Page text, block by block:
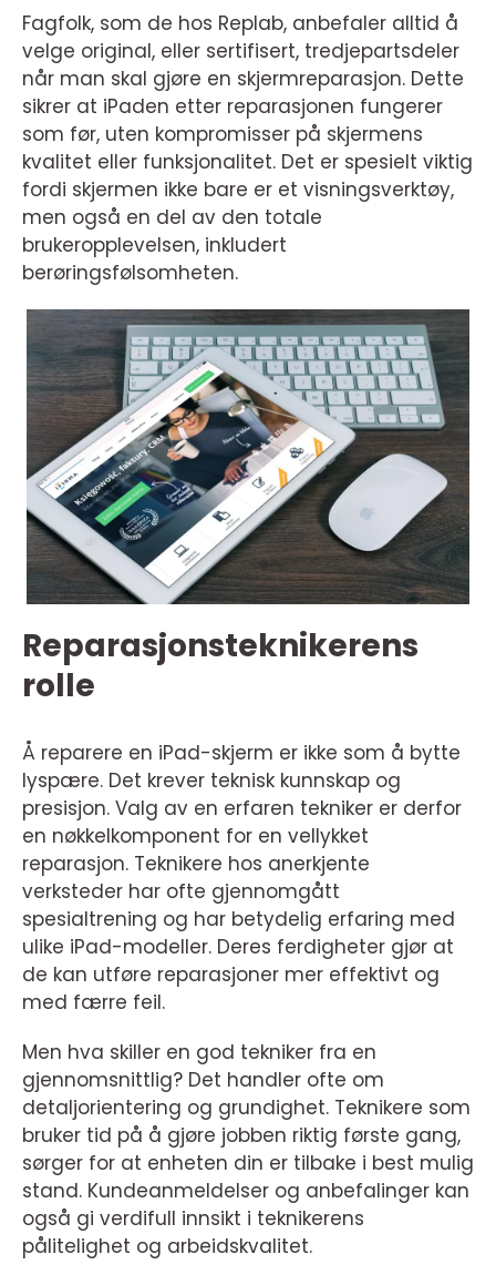
Fagfolk, som de hos Replab, anbefaler alltid å
velge original, eller sertifisert, tredjepartsdeler
når man skal gjøre en skjermreparasjon. Dette
sikrer at iPaden etter reparasjonen fungerer
som før, uten kompromisser på skjermens
kvalitet eller funksjonalitet. Det er spesielt viktig
fordi skjermen ikke bare er et visningsverktøy,
men også en del av den totale
brukeropplevelsen, inkludert
berøringsfølsomheten.
Reparasjonsteknikerens
rolle
Å reparere en iPad-skjerm er ikke som å bytte
lyspære. Det krever teknisk kunnskap og
presisjon. Valg av en erfaren tekniker er derfor
en nøkkelkomponent for en vellykket
reparasjon. Teknikere hos anerkjente
verksteder har ofte gjennomgått
spesialtrening og har betydelig erfaring med
ulike iPad-modeller. Deres ferdigheter gjør at
de kan utføre reparasjoner mer effektivt og
med færre feil.
Men hva skiller en god tekniker fra en
gjennomsnittlig? Det handler ofte om
detaljorientering og grundighet. Teknikere som
bruker tid på å gjøre jobben riktig første gang,
sørger for at enheten din er tilbake i best mulig
stand. Kundeanmeldelser og anbefalinger kan
også gi verdifull innsikt i teknikerens
pålitelighet og arbeidskvalitet.